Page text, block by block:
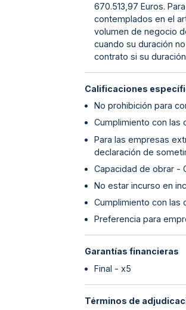
670.513,97 Euros.
contemplados en el
volumen de negocio
cuando su duración
contrato si su
Calificaciones
No prohibición para
Cumplimiento con las
Para las empresas
declaración de
Capacidad de obrar -
No estar incurso en
Cumplimiento con las
Preferencia para
Garantías financieras
Final - x5
Términos de